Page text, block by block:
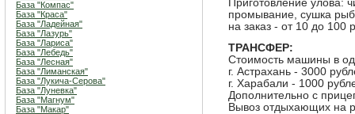
База "Компас"
База "Краса"
База "Ладейная"
База "Лазурь"
База "Лариса"
База "Лебедь"
База "Лесная"
База "Лиманская"
База "Лукича-Серова"
База "Луневка"
База "Магнум"
База "Макар"
Приготовление улова:
промывание, сушка
на заказ - от 10 до 100
ТРАНСФЕР:
Стоимость машины в
г. Астрахань - 3000
г. Харабали - 1000
Дополнительно с
Вывоз отдыхающих на